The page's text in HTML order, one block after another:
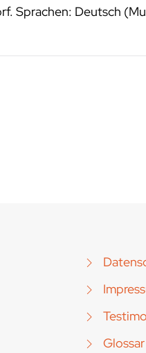
Sprachen: Deutsch
Glossar